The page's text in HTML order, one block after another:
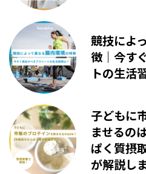
競技によ
徴｜今す
トの生活
子どもに
ませるの
ぱく質摂
が解説し